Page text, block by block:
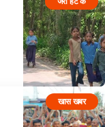
खास खबर